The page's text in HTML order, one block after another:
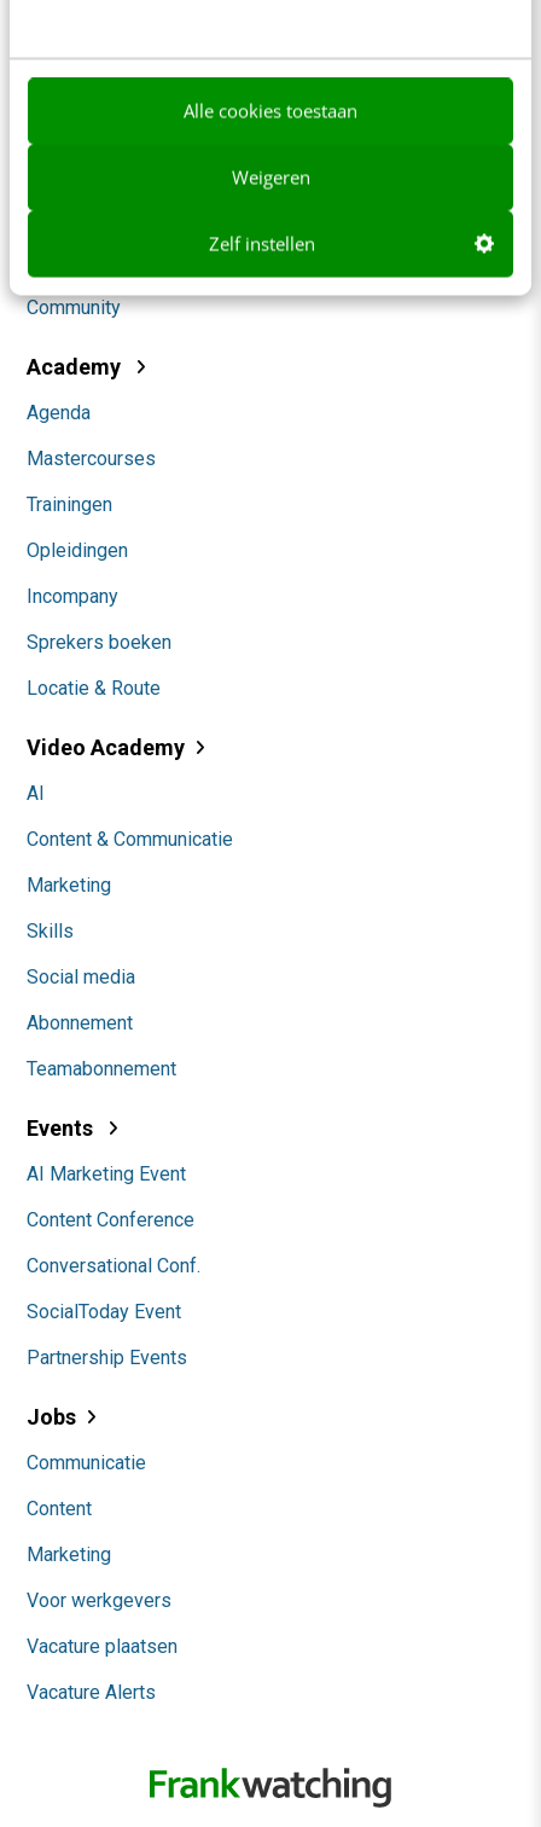
Alle cookies toestaan
Weigeren
Zelf instellen
Content & Communicatie
Social
Community
Academy
Agenda
Mastercourses
Trainingen
Opleidingen
Incompany
Sprekers boeken
Locatie & Route
Video Academy
AI
Content & Communicatie
Marketing
Skills
Social media
Abonnement
Teamabonnement
Events
AI Marketing Event
Content Conference
Conversational Conf.
SocialToday Event
Partnership Events
Jobs
Communicatie
Content
Marketing
Voor werkgevers
Vacature plaatsen
Vacature Alerts